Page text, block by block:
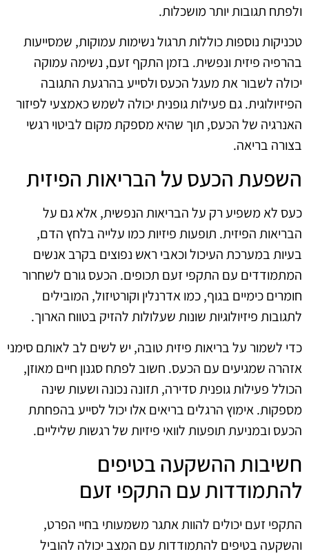
ולפתח תגובות יותר מושכלות.
טכניקות נוספות כוללות תרגול נשימות עמוקות, שמסייעות
בהרפיה פיזית ונפשית. בזמן התקף זעם, נשימה עמוקה
יכולה לשבור את מעגל הכעס ולסייע בהרגעת התגובה
הפיזיולוגית. גם פעילות גופנית יכולה לשמש כאמצעי לפיזור
האנרגיה של הכעס, תוך שהיא מספקת מקום לביטוי רגשי
בצורה בריאה.
השפעת הכעס על הבריאות הפיזית
כעס לא משפיע רק על הבריאות הנפשית, אלא גם על
הבריאות הפיזית. תופעות פיזיות כמו עלייה בלחץ הדם,
בעיות במערכת העיכול וכאבי ראש נפוצים בקרב אנשים
המתמודדים עם התקפי זעם תכופים. הכעס גורם לשחרור
חומרים כימיים בגוף, כמו אדרנלין וקורטיזול, המובילים
לתגובות פיזיולוגיות שונות שעלולות להזיק בטווח הארוך.
כדי לשמור על בריאות פיזית טובה, יש לשים לב לאותם סימני
אזהרה שמגיעים עם הכעס. חשוב לפתח סגנון חיים מאוזן,
הכולל פעילות גופנית סדירה, תזונה נכונה ושעות שינה
מספקות. אימוץ הרגלים בריאים אלו יכול לסייע בהפחתת
הכעס ובמניעת תופעות לוואי פיזיות של רגשות שליליים.
חשיבות ההשקעה בטיפים
להתמודדות עם התקפי זעם
התקפי זעם יכולים להוות אתגר משמעותי בחיי הפרט,
והשקעה בטיפים להתמודדות עם המצב יכולה להוביל